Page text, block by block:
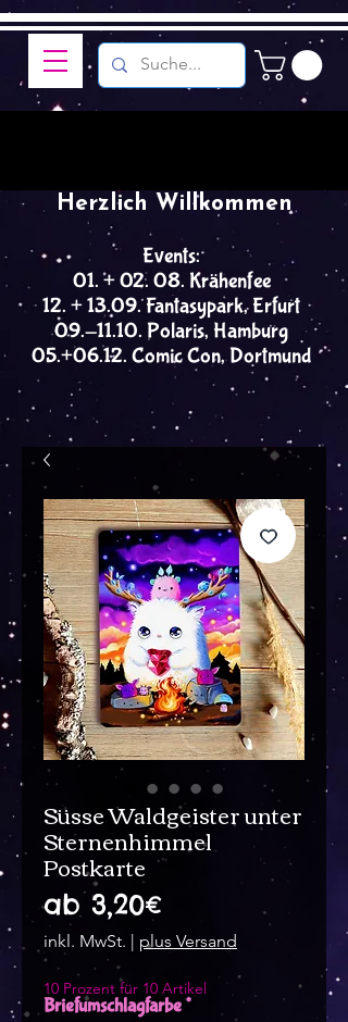
Events:
01. + 02. 08. Krähenfee
12. + 13.09. Fantasypark, Erfurt
09.-11.10. Polaris, Hamburg
05.+06.12. Comic Con, Dortmund
Herzlich Willkommen
Süsse Waldgeister unter
Sternenhimmel
Postkarte
ab3,20€Sale-
Preis
inkl. MwSt. | plus Versand
10 Prozent für 10 Artikel
Briefumschlagfarbe*